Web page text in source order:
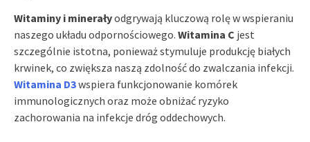
Witaminy i minerałyodgrywają kluczową rolę w wspieraniu
naszego układu odpornościowego. Witamina C jest
szczególnie istotna, ponieważ stymuluje produkcję białych
krwinek, co zwiększa naszą zdolność do zwalczania infekcji.
Witamina D3wspiera funkcjonowanie komórek
immunologicznych oraz może obniżać ryzyko
zachorowania na infekcje dróg oddechowych.